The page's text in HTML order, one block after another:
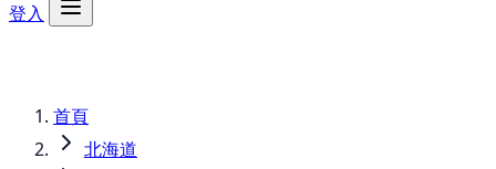
登入
首頁
北海道